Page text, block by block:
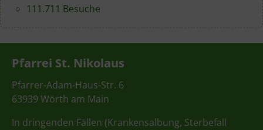
111.711 Besuche
Pfarrei St. Nikolaus
Pfarrer-Adam-Haus-Str. 6
63939 Wörth am Main
In dringenden Fällen (Krankensalbung, Sterbefall